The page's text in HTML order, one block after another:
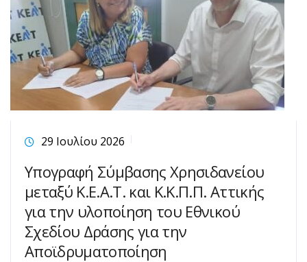
29 Ιουλίου 2026
Υπογραφή Σύμβασης Χρησιδανείου
μεταξύ Κ.Ε.Α.Τ. και Κ.Κ.Π.Π. Αττικής
για την υλοποίηση του Εθνικού
Σχεδίου Δράσης για την
Αποϊδρυματοποίηση